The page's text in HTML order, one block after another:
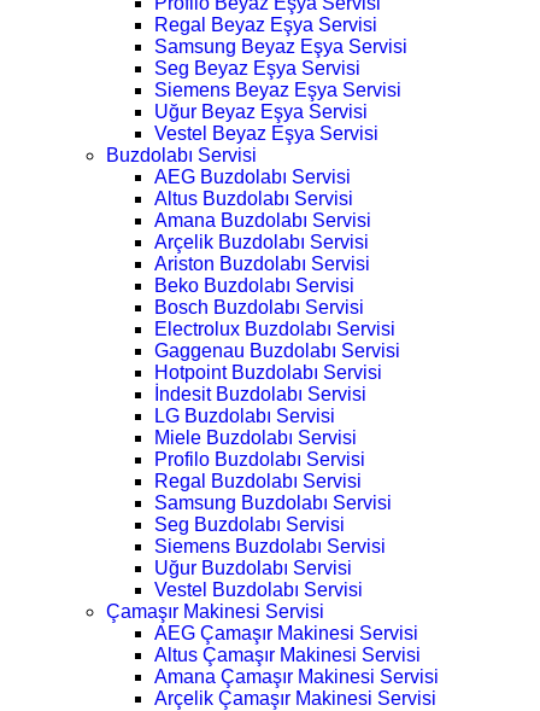
Regal Beyaz Eşya Servisi
Samsung Beyaz Eşya Servisi
Seg Beyaz Eşya Servisi
Siemens Beyaz Eşya Servisi
Uğur Beyaz Eşya Servisi
Vestel Beyaz Eşya Servisi
Buzdolabı Servisi
AEG Buzdolabı Servisi
Altus Buzdolabı Servisi
Amana Buzdolabı Servisi
Arçelik Buzdolabı Servisi
Ariston Buzdolabı Servisi
Beko Buzdolabı Servisi
Bosch Buzdolabı Servisi
Electrolux Buzdolabı Servisi
Gaggenau Buzdolabı Servisi
Hotpoint Buzdolabı Servisi
İndesit Buzdolabı Servisi
LG Buzdolabı Servisi
Miele Buzdolabı Servisi
Profilo Buzdolabı Servisi
Regal Buzdolabı Servisi
Samsung Buzdolabı Servisi
Seg Buzdolabı Servisi
Siemens Buzdolabı Servisi
Uğur Buzdolabı Servisi
Vestel Buzdolabı Servisi
Çamaşır Makinesi Servisi
AEG Çamaşır Makinesi Servisi
Altus Çamaşır Makinesi Servisi
Amana Çamaşır Makinesi Servisi
Arçelik Çamaşır Makinesi Servisi